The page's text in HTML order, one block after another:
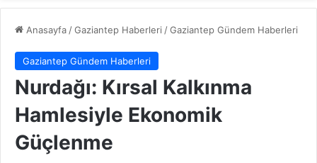
Anasayfa /Gaziantep Haberleri /Gaziantep Gündem Haberleri
Gaziantep Gündem Haberleri
Nurdağı: Kırsal Kalkınma
Hamlesiyle Ekonomik
Güçlenme